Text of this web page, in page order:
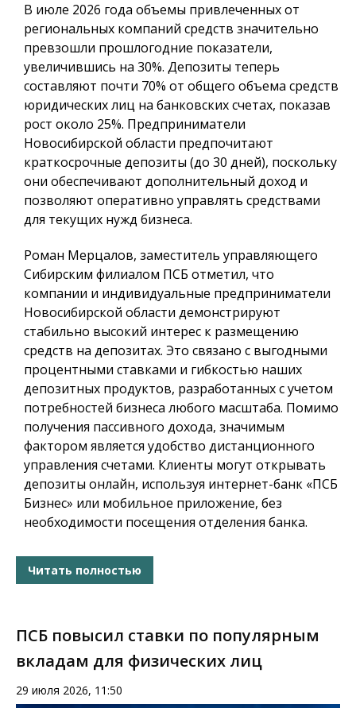
В июле 2026 года объемы привлеченных от
региональных компаний средств значительно
превзошли прошлогодние показатели,
увеличившись на 30%. Депозиты теперь
составляют почти 70% от общего объема средств
юридических лиц на банковских счетах, показав
рост около 25%. Предприниматели
Новосибирской области предпочитают
краткосрочные депозиты (до 30 дней), поскольку
они обеспечивают дополнительный доход и
позволяют оперативно управлять средствами
для текущих нужд бизнеса.
Роман Мерцалов, заместитель управляющего
Сибирским филиалом ПСБ отметил, что
компании и индивидуальные предприниматели
Новосибирской области демонстрируют
стабильно высокий интерес к размещению
средств на депозитах. Это связано с выгодными
процентными ставками и гибкостью наших
депозитных продуктов, разработанных с учетом
потребностей бизнеса любого масштаба. Помимо
получения пассивного дохода, значимым
фактором является удобство дистанционного
управления счетами. Клиенты могут открывать
депозиты онлайн, используя интернет-банк «ПСБ
Бизнес» или мобильное приложение, без
необходимости посещения отделения банка.
Читать полностью
ПСБ повысил ставки по популярным
вкладам для физических лиц
29 июля 2026, 11:50